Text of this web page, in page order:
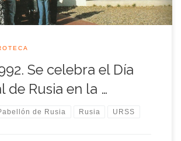
Se celebra el Día
de Rusia en la …
de Rusia Rusia URSS